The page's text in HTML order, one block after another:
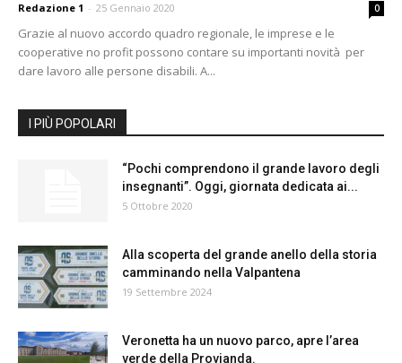
Redazione 1 - 25 Gennaio 2020 0
Grazie al nuovo accordo quadro regionale, le imprese e le
cooperative no profit possono contare su importanti novità per
dare lavoro alle persone disabili. A...
I PIÙ POPOLARI
“Pochi comprendono il grande lavoro degli
insegnanti”. Oggi, giornata dedicata ai...
5 Ottobre 2020
Alla scoperta del grande anello della storia
camminando nella Valpantena
19 Settembre 2024
Veronetta ha un nuovo parco, apre l’area
verde della Provianda.